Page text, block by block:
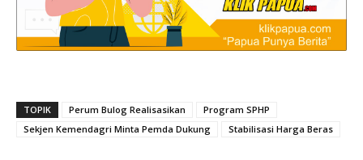
TOPIK Perum Bulog Realisasikan
Program SPHP
Sekjen Kemendagri Minta Pemda Dukung
Stabilisasi Harga Beras